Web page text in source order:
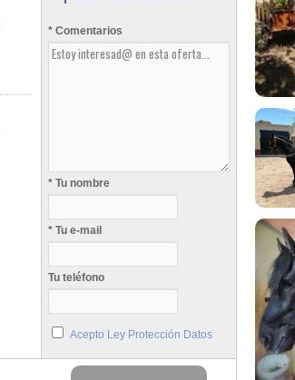
* Comentarios
* Tu nombre
* Tu e-mail
Tu teléfono
Acepto Ley Protección Datos